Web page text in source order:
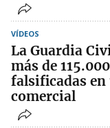
VÍDEOS
La Guardia
más de
falsificadas en
comercial